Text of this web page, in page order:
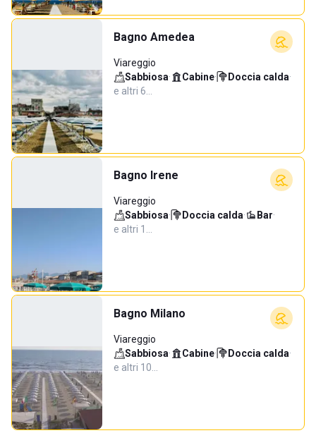
Bagno Amedea
Viareggio
Sabbiosa· Cabine· Doccia calda·
e altri 6…
Bagno Irene
Viareggio
Sabbiosa· Doccia calda· Bar·
e altri 1…
Bagno Milano
Viareggio
Sabbiosa· Cabine· Doccia calda·
e altri 10…